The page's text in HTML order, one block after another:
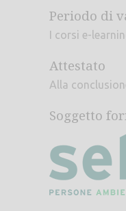
Periodo di
I corsi e-
Attestato
Alla
Soggetto